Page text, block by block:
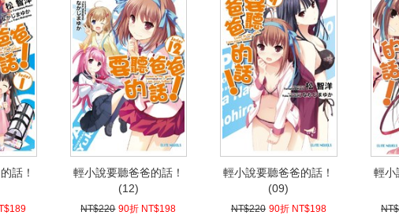
話！
輕小說要聽爸爸的話！
(12)
NT$220 90折 NT$198
輕小說要聽爸爸的話！
(09)
NT$220 90折 NT$198
輕小